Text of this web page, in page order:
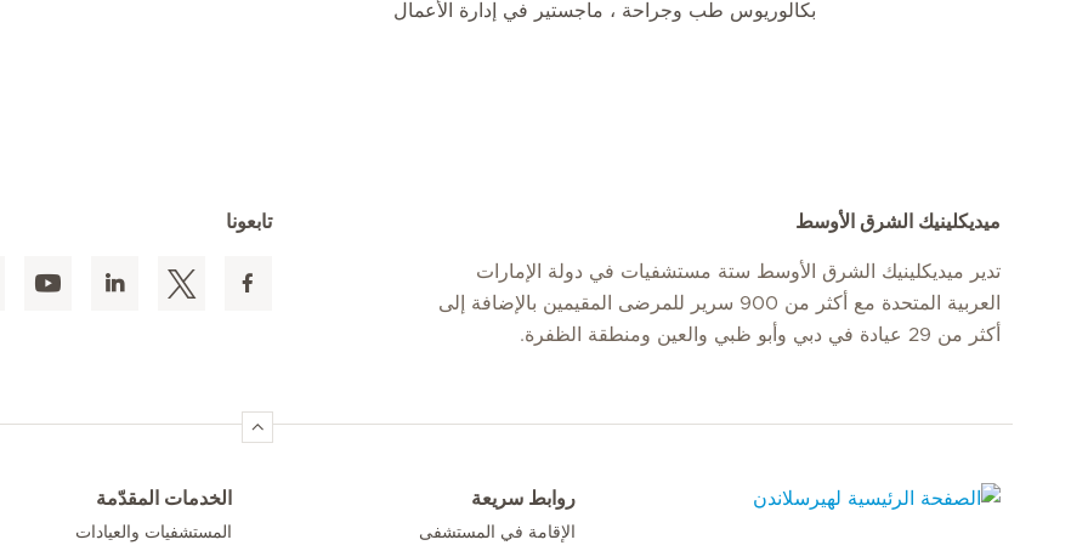
بكالوريوس طب وجراحة ، ماجستير في إدارة الأعمال
ميديكلينيك الشرق الأوسط
تدير ميديكلينيك الشرق الأوسط ستة مستشفيات في دولة الإمارات
العربية المتحدة مع أكثر من 900 سرير للمرضى المقيمين بالإضافة إلى
أكثر من 29 عيادة في دبي وأبو ظبي والعين ومنطقة الظفرة.
تابعونا
روابط سريعة
الإقامة في المستشفى
الخدمات المقدّمة
المستشفيات والعيادات